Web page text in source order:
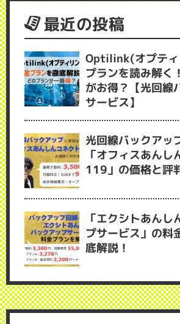
最近の投稿
Optilink(オプティ
プランを読み解く
がお得？【光回線
サービス】
光回線バックアッ
「オフィスあんし
119」の価格と評
「エクシトあんし
プサービス」の料
底解説！